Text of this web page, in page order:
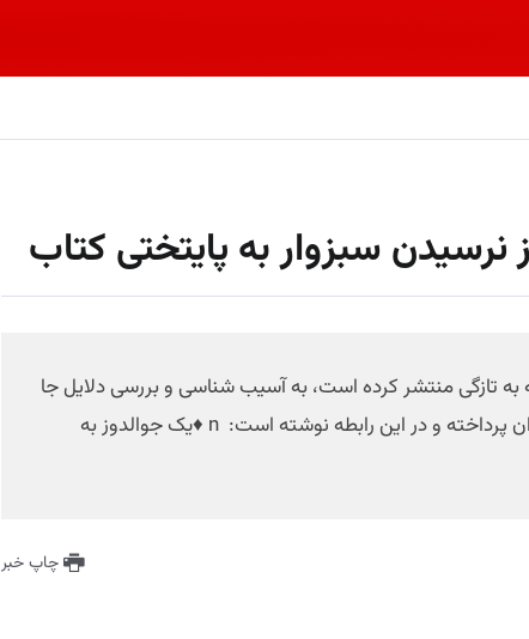
سبزوار به پایتختی کتاب
به تازگی منتشر کرده است، به آسیب شناسی و بررسی دلایل جا
ماندن چندین ساله سبزوار از رسیدن به مقام پایتختی کتاب ایران پرداخته و در این رابطه نوشته است: n ♦️یک جوالدوز به
چاپ خبر